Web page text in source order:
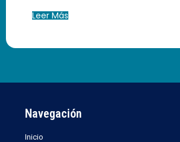
Leer Más
Navegación
Inicio